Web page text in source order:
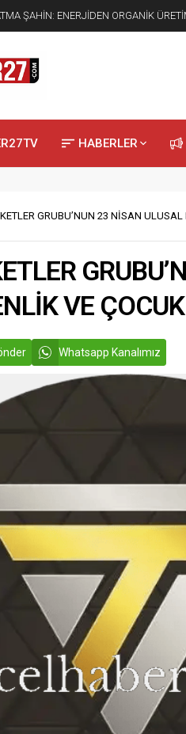
ŞAHİN: ENERJİDEN ORGANİK
HABERLER
GRUBU’NUN 23 NİSAN
VE
Whatsapp Kanalımız